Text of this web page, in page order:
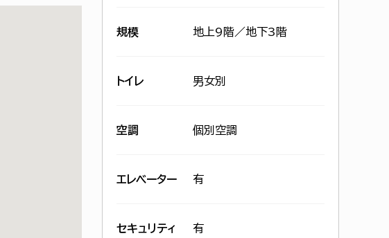
規模 地上9階／地下3階
トイレ 男女別
空調 個別空調
エレベーター 有
セキュリティ 有